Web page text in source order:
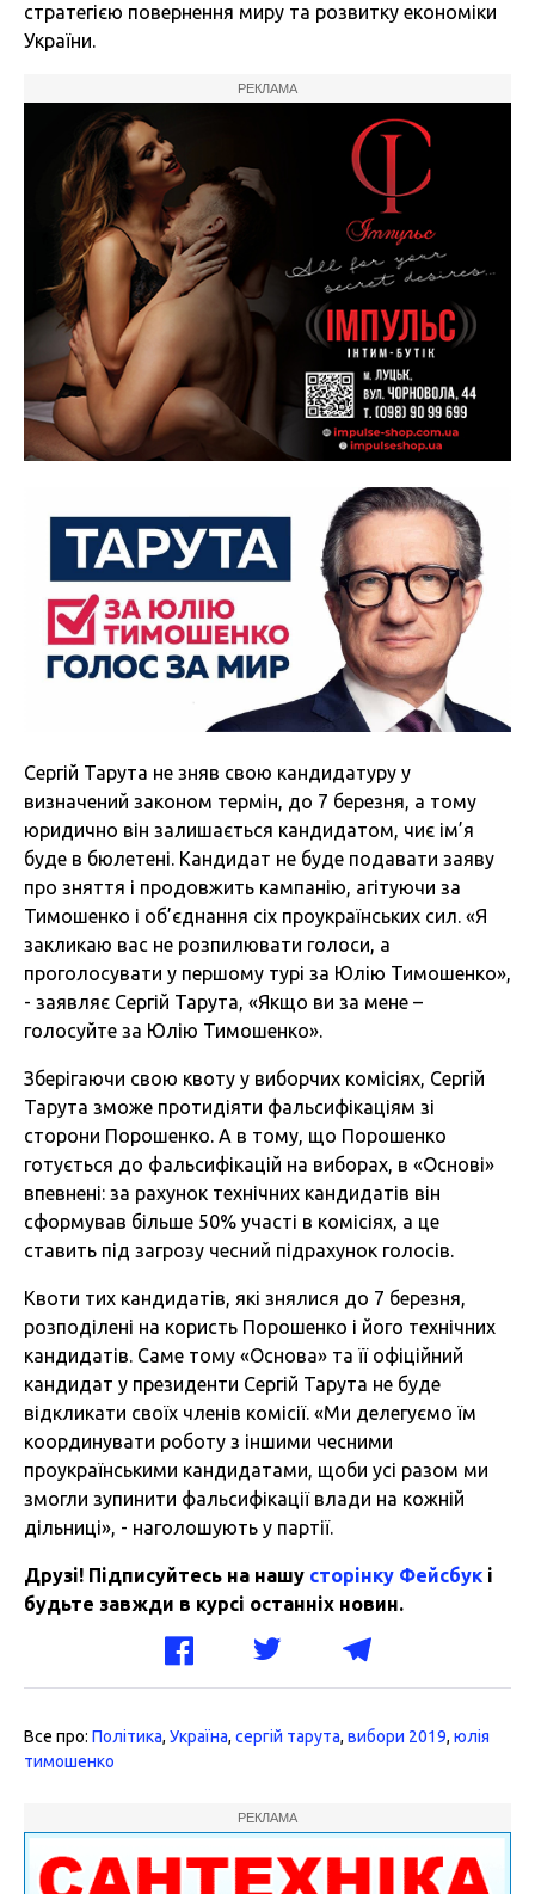
стратегією повернення миру та розвитку економіки
України.
РЕКЛАМА
Сергій Тарута не зняв свою кандидатуру у
визначений законом термін, до 7 березня, а тому
юридично він залишається кандидатом, чиє ім’я
буде в бюлетені. Кандидат не буде подавати заяву
про зняття і продовжить кампанію, агітуючи за
Тимошенко і об’єднання сіх проукраїнських сил. «Я
закликаю вас не розпилювати голоси, а
проголосувати у першому турі за Юлію Тимошенко»,
- заявляє Сергій Тарута, «Якщо ви за мене –
голосуйте за Юлію Тимошенко».
Зберігаючи свою квоту у виборчих комісіях, Сергій
Тарута зможе протидіяти фальсифікаціям зі
сторони Порошенко. А в тому, що Порошенко
готується до фальсифікацій на виборах, в «Основі»
впевнені: за рахунок технічних кандидатів він
сформував більше 50% участі в комісіях, а це
ставить під загрозу чесний підрахунок голосів.
Квоти тих кандидатів, які знялися до 7 березня,
розподілені на користь Порошенко і його технічних
кандидатів. Саме тому «Основа» та її офіційний
кандидат у президенти Сергій Тарута не буде
відкликати своїх членів комісії. «Ми делегуємо їм
координувати роботу з іншими чесними
проукраїнськими кандидатами, щоби усі разом ми
змогли зупинити фальсифікації влади на кожній
дільниці», - наголошують у партії.
Друзі! Підписуйтесь на нашу сторінку Фейсбук і
будьте завжди в курсі останніх новин.
Все про: Політика, Україна, сергій тарута, вибори 2019, юлія
тимошенко
РЕКЛАМА